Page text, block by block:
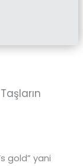
gold” yani